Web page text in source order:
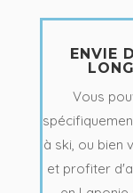
ENVIE
Vous
à ski, ou bien
et profiter